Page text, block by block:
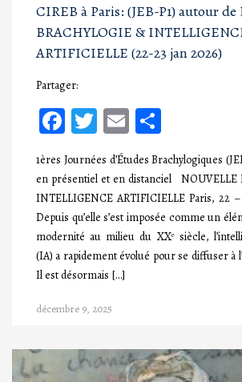
CIREB à Paris: (JEB-P1) autour
BRACHYLOGIE &
ARTIFICIELLE (22-23 jan 2026)
Partager:
Facebook
Twitter
Email
1ères Journées d’Études Brachylogiques
en présentiel et en distanciel NOUVELLE
INTELLIGENCE ARTIFICIELLE Paris, 22
Depuis qu’elle s’est imposée comme un
modernité au milieu du XXᵉ siècle,
(IA) a rapidement évolué pour se diffuser à
Il est désormais […]
décembre 9, 2025